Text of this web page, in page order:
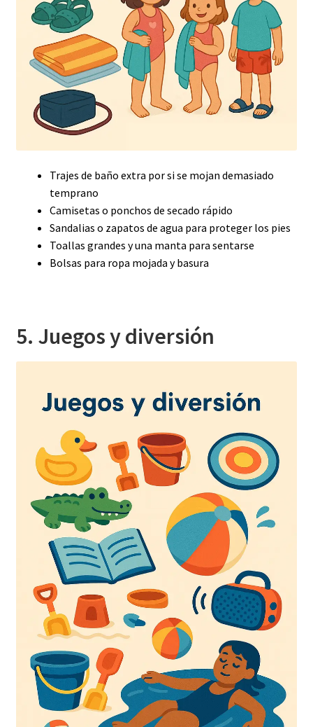
Trajes de baño extra por si se mojan demasiado
temprano
Camisetas o ponchos de secado rápido
Sandalias o zapatos de agua para proteger los pies
Toallas grandes y una manta para sentarse
Bolsas para ropa mojada y basura
5. Juegos y diversión